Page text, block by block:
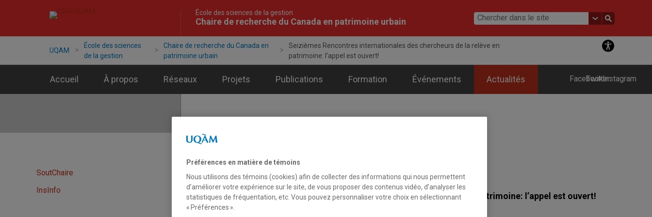
École des sciences de la gestion
Chaire de recherche du Canada en patrimoine urbain
UQAM
École des sciences
de la gestion
Chaire de recherche du Canada en
patrimoine urbain
Seizièmes Rencontres internationales des chercheurs de la relève en
patrimoine: l’appel est ouvert!
Accueil À propos Réseaux Projets Publications Formation Événements Actualités Facebook
TwitterInstagram
SoutChaire
InsInfo
Actualités
31 août 2025 - Conférences
Seizièmes Rencontres internationales des chercheurs de la relève en patrimoine: l’appel est ouvert!
Préférences en matière de témoins
Nous utilisons des témoins (cookies) afin de collecter des informations qui nous permettent
d’améliorer votre expérience sur le site, de vous proposer des contenus vidéo, d’analyser les
statistiques de fréquentation, etc. Vous pouvez personnaliser votre choix en sélectionnant
« Préférences ».